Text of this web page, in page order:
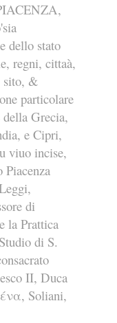
dello stato
regni, cittaà,
sito, &
particolare
Grecia,
e Cipri,
viuo incise,
Piacenza
di
la Prattica
di S.
II, Duca
Soliani,